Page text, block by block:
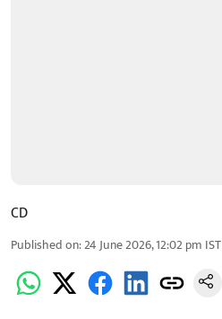
CD
Published on:24 June 2026, 12:02 pm IST